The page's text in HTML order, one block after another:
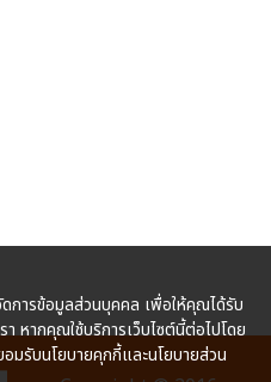
การข้อมูลส่วนบุคคล เพื่อให้คุณได้รับ
หากคุณใช้บริการเว็บไซต์นี้ต่อไปโดย
มรับนโยบายคุกกี้และนโยบายส่วน